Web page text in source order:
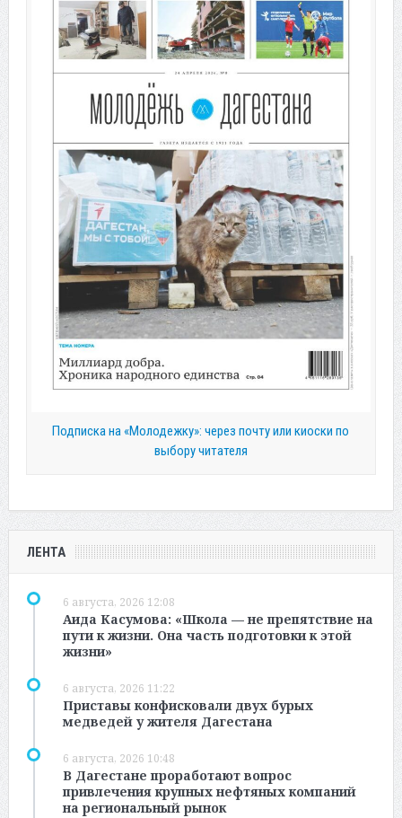
Подписка на «Молодежку»: через почту или киоски по
выбору читателя
ЛЕНТА
6 августа, 2026 12:08
Аида Касумова: «Школа — не препятствие на
пути к жизни. Она часть подготовки к этой
жизни»
6 августа, 2026 11:22
Приставы конфисковали двух бурых
медведей у жителя Дагестана
6 августа, 2026 10:48
В Дагестане проработают вопрос
привлечения крупных нефтяных компаний
на региональный рынок